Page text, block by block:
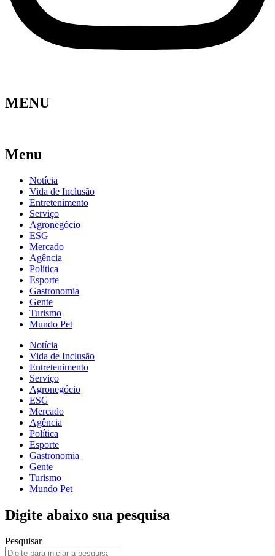
MENU
Menu
Notícia
Vida de Inclusão
Entretenimento
Serviço
Agronegócio
ESG
Mercado
Agência
Política
Esporte
Gastronomia
Gente
Turismo
Mundo Pet
Notícia
Vida de Inclusão
Entretenimento
Serviço
Agronegócio
ESG
Mercado
Agência
Política
Esporte
Gastronomia
Gente
Turismo
Mundo Pet
Digite abaixo sua pesquisa
Pesquisar